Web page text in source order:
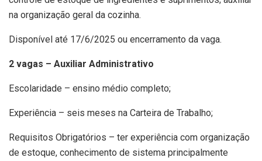
na organização geral da cozinha.
Disponível até 17/6/2025 ou encerramento da vaga.
2 vagas – Auxiliar Administrativo
Escolaridade – ensino médio completo;
Experiência – seis meses na Carteira de Trabalho;
Requisitos Obrigatórios – ter experiência com organização
de estoque, conhecimento de sistema principalmente